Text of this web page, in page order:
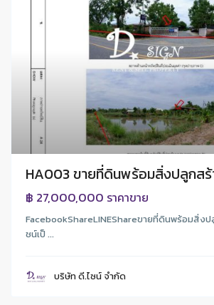
HA003 ขายที่ดินพร้อมสิ่งปลูกส
฿ 27,000,000 ราคาขาย
FacebookShareLINEShareขายที่ดินพร้อมสิ่งป
ชน์เป็ ...
บริษัท ดี.ไซน์ จํากัด